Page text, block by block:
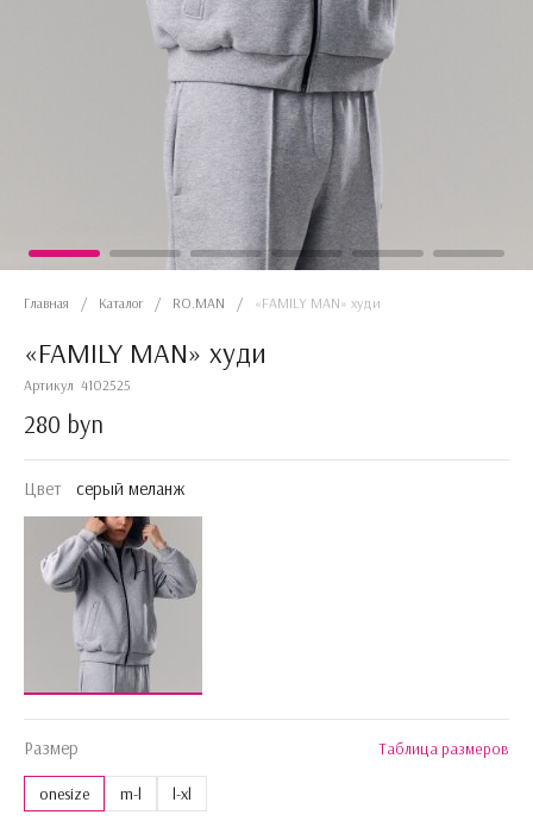
Главная / Каталог / RO.MAN / «FAMILY MAN» худи
«FAMILY MAN» худи
Артикул 4102525
280 byn
Цвет серый меланж
Размер Таблица размеров
onesize m-l l-xl